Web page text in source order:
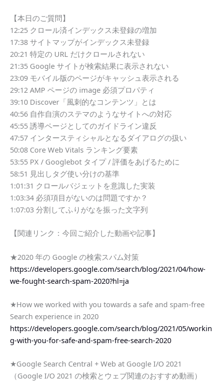
【本日のご質問】
12:25 クロール済インデックス未登録の増加
17:38 サイトマップがインデックス未登録
20:21 特定の URL だけクロールされない
21:35 Google サイトが検索結果に表示されない
23:09 モバイル版のページがキャッシュ表示される
29:12 AMP ページの image 必須プロパティ
39:10 Discover「風刺的なコンテンツ」とは
40:56 自作自演のステマのようなサイトへの対応
45:55 誘導ページとしてのガイドライン違反
47:57 インタースティシャルとなるダイアログの扱い
50:08 Core Web Vitals ランキング要素
53:55 PX / Googlebot タイプ / 評価をあげるために
58:51 見出しタグ使い分けの基準
1:01:31 クロールバジェットを意識した実装
1:03:34 必須項目がないのは問題ですか？
1:07:03 分割してふりがなを振った文字列
【関連リンク：今回ご紹介した動画や記事】
★2020 年の Google の検索スパム対策
https://developers.google.com/search/blog/2021/04/how-
we-fought-search-spam-2020?hl=ja
★How we worked with you towards a safe and spam-free
Search experience in 2020
https://developers.google.com/search/blog/2021/05/workin
g-with-you-for-safe-and-spam-free-search-2020
★Google Search Central + Web at Google I/O 2021
（Google I/O 2021 の検索とウェブ関連のおすすめ動画）